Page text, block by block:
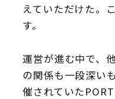
えていただけた。
す。
運営が進む中で、
の関係も一段深い
催されていた